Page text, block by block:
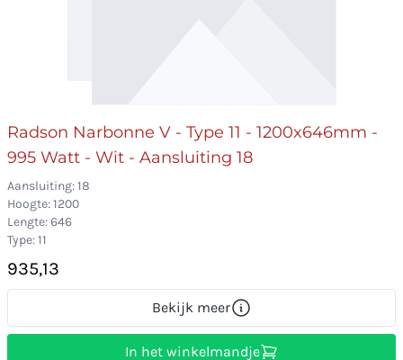
Radson Narbonne V - Type 11 - 1200x646mm -
995 Watt - Wit - Aansluiting 18
Aansluiting: 18
Hoogte: 1200
Lengte: 646
Type: 11
935,13
Bekijk meer
In het winkelmandje